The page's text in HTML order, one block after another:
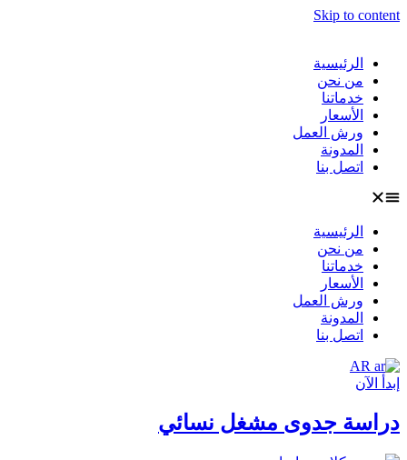
Skip to content
الرئيسية
من نحن
خدماتنا
الأسعار
ورش العمل
المدونة
اتصل بنا
الرئيسية
من نحن
خدماتنا
الأسعار
ورش العمل
المدونة
اتصل بنا
AR
إبدأ الآن
دراسة جدوى مشغل نسائي